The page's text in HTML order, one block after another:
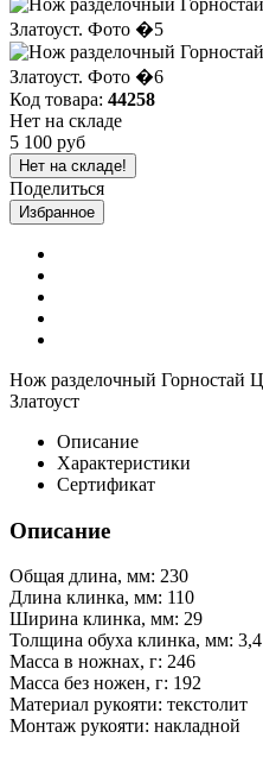
Код товара: 44258
Нет на складе
5 100 руб
Нет на складе!
Поделиться
Избранное
Нож разделочный Горностай
Златоуст
Описание
Характеристики
Сертификат
Описание
Общая длина, мм: 230
Длина клинка, мм: 110
Ширина клинка, мм: 29
Толщина обуха клинка, мм: 3,4
Масса в ножнах, г: 246
Масса без ножен, г: 192
Материал рукояти: текстолит
Монтаж рукояти: накладной